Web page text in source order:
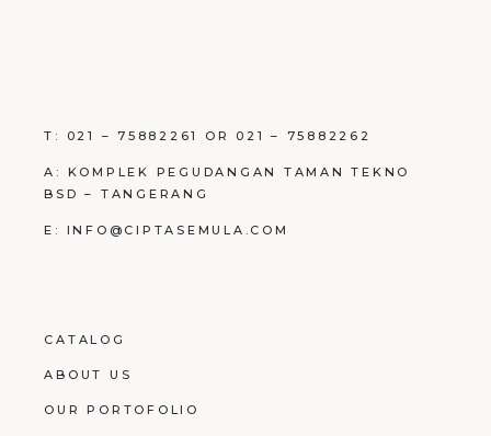
T: 021 – 75882261 OR 021 – 75882262
A: KOMPLEK PEGUDANGAN TAMAN TEKNO
BSD – TANGERANG
E: INFO@CIPTASEMULA.COM
CATALOG
ABOUT US
OUR PORTOFOLIO